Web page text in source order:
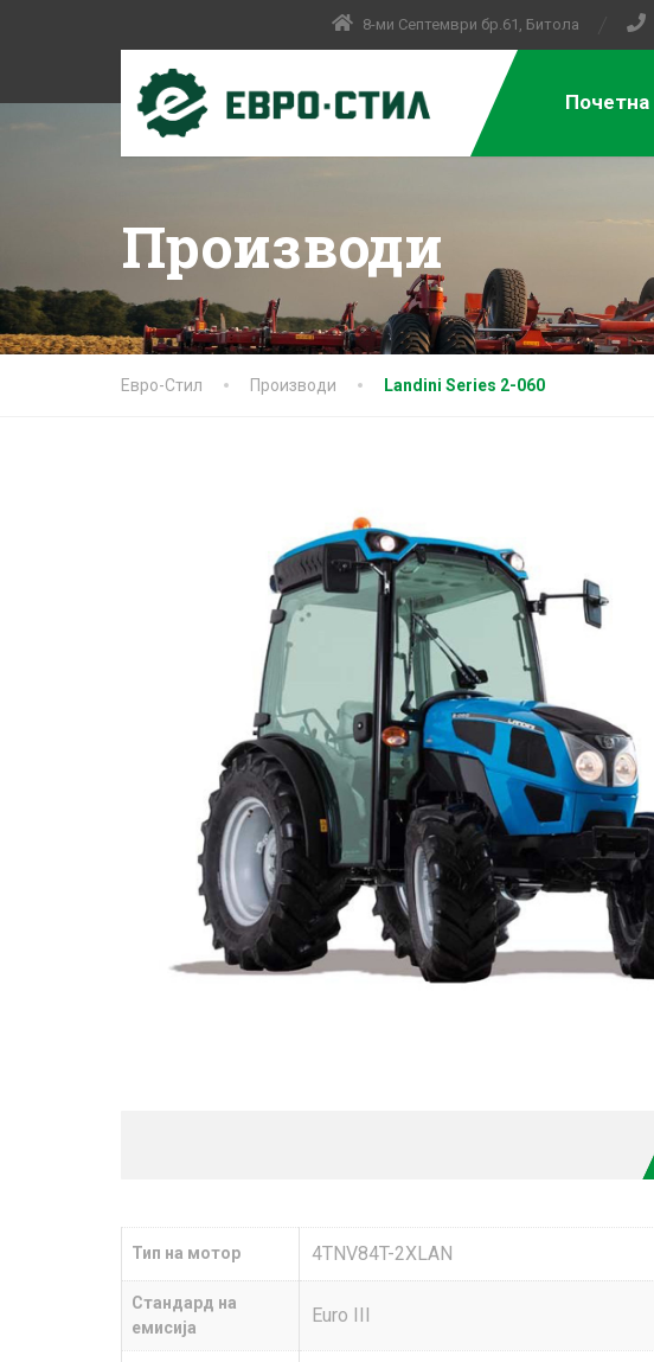
8-ми Септември бр.61, Битола
Почетна
Производи
Евро-Стил Производи Landini Series 2-060
Тип на мотор 4TNV84T-2XLAN
Стандард на
емисија
Euro III